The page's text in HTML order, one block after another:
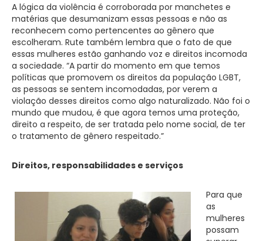
A lógica da violência é corroborada por manchetes e
matérias que desumanizam essas pessoas e não as
reconhecem como pertencentes ao gênero que
escolheram. Rute também lembra que o fato de que
essas mulheres estão ganhando voz e direitos incomoda
a sociedade. “A partir do momento em que temos
políticas que promovem os direitos da população LGBT,
as pessoas se sentem incomodadas, por verem a
violação desses direitos como algo naturalizado. Não foi o
mundo que mudou, é que agora temos uma proteção,
direito a respeito, de ser tratada pelo nome social, de ter
o tratamento de gênero respeitado.”
Direitos, responsabilidades e serviços
Para que
as
mulheres
possam